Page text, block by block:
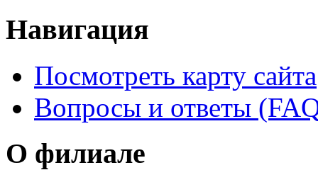
Навигация
Посмотреть карту сайта
Вопросы и ответы
О филиале